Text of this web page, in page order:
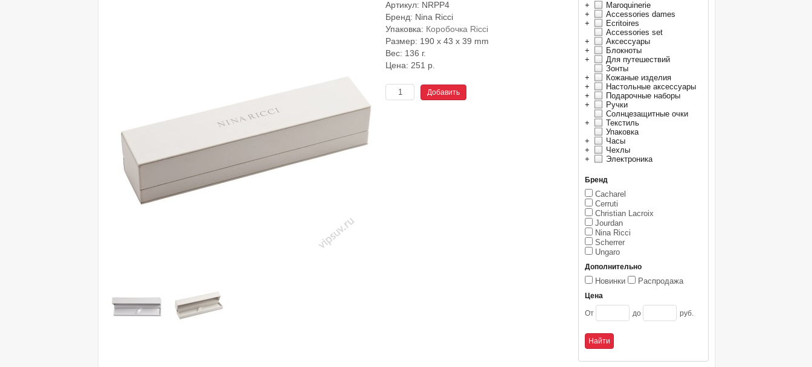
+
Maroquinerie
+
Accessories dames
+
Ecritoires
Accessories set
+
Аксессуары
+
Блокноты
+
Для путешествий
Зонты
+
Кожаные изделия
+
Настольные аксессуары
+
Подарочные наборы
+
Ручки
Солнцезащитные очки
+
Текстиль
Упаковка
+
Часы
+
Чехлы
+
Электроника
Бренд
Cacharel
Cerruti
Christian Lacroix
Jourdan
Nina Ricci
Scherrer
Ungaro
Дополнительно
Новинки Распродажа
Цена
От до руб.
Артикул: NRPP4
Бренд: Nina Ricci
Упаковка: Коробочка Ricci
Размер: 190 x 43 x 39 mm
Вес: 136 г.
Цена: 251 р.